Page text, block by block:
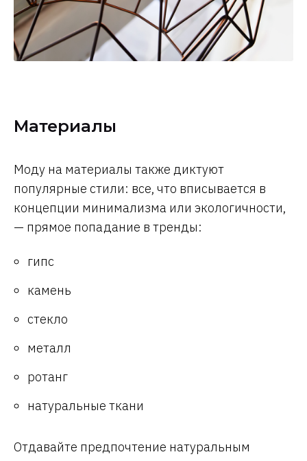
Материалы
Моду на материалы также диктуют
популярные стили: все, что вписывается в
концепции минимализма или экологичности,
— прямое попадание в тренды:
гипс
камень
стекло
металл
ротанг
натуральные ткани
Отдавайте предпочтение натуральным